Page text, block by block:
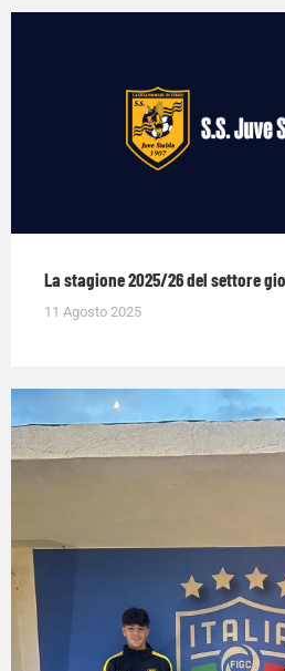
La stagione 2025/26 del settore
11 Agosto 2025